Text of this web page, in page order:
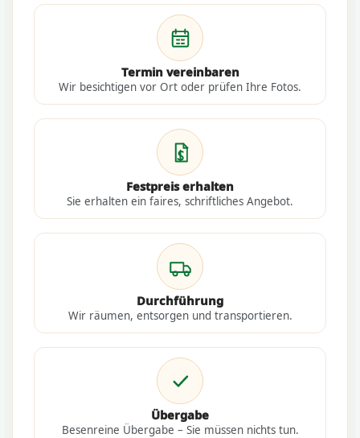
Termin vereinbaren
Wir besichtigen vor Ort oder prüfen Ihre Fotos.
Festpreis erhalten
Sie erhalten ein faires, schriftliches Angebot.
Durchführung
Wir räumen, entsorgen und transportieren.
Übergabe
Besenreine Übergabe – Sie müssen nichts tun.